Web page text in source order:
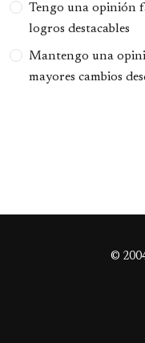
Tengo una opinión
logros destacables
Mantengo una
mayores cambios
©